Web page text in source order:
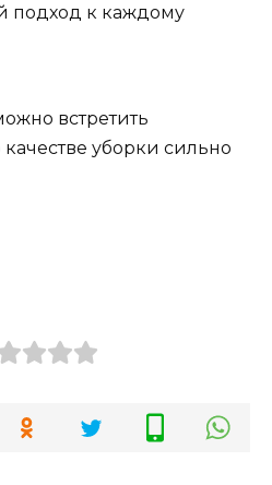
подход к каждому
встретить
уборки сильно